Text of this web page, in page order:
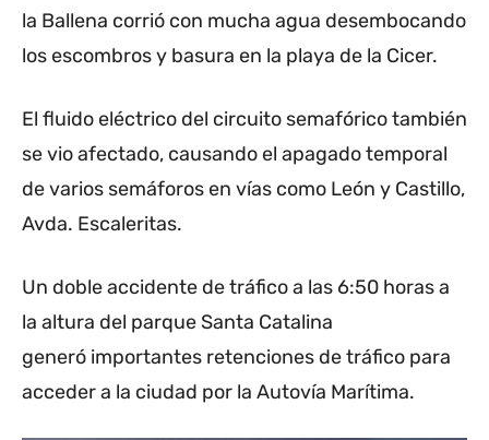
la Ballena corrió con mucha agua desembocando
los escombros y basura en la playa de la Cicer.
El fluido eléctrico del circuito semafórico también
se vio afectado, causando el apagado temporal
de varios semáforos en vías como León y Castillo,
Avda. Escaleritas.
Un doble accidente de tráfico a las 6:50 horas a
la altura del parque Santa Catalina
generó importantes retenciones de tráfico para
acceder a la ciudad por la Autovía Marítima.